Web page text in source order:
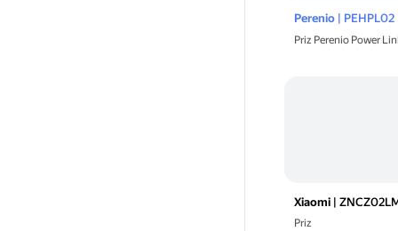
Perenio| PEHPL02
Priz Perenio Power
Xiaomi|
Priz